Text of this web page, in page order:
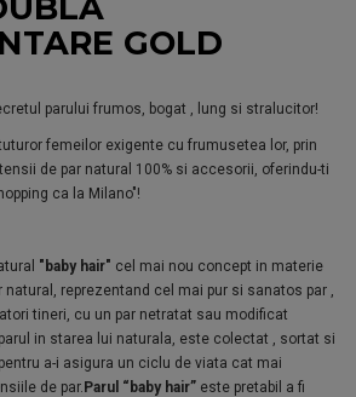
GOLD
parului frumos, bogat , lung si stralucitor!
femeilor exigente cu frumusetea lor, prin
de par natural 100% si accesorii, oferindu-ti
ca la Milano"!
"baby hair" cel mai nou concept in materie
natural, reprezentand cel mai pur si sanatos par ,
tineri, cu un par netratat sau modificat
in starea lui naturala, este colectat , sortat si
a-i asigura un ciclu de viata cat mai
de par. Parul “baby hair” este pretabil a fi